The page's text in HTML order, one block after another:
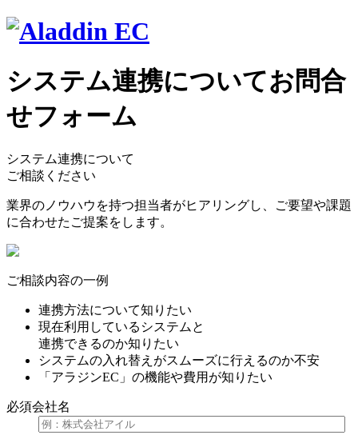
システム連携についてお問合
せフォーム
システム連携について
ご相談ください
業界のノウハウを持つ担当者がヒアリングし、ご要望や課題
に合わせたご提案をします。
ご相談内容の一例
連携方法について知りたい
現在利用しているシステムと
連携できるのか知りたい
システムの入れ替えがスムーズに行えるのか不安
「アラジンEC」の機能や費用が知りたい
必須会社名